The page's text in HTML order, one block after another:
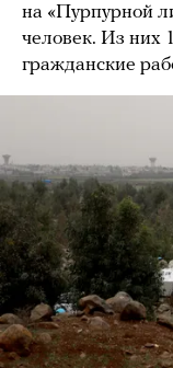
на «Пурпурной
человек. Из них
гражданские